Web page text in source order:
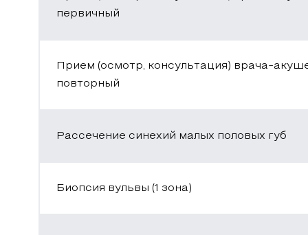
первичный
Прием (осмотр, консультация) врача-
повторный
Рассечение синехий малых половых губ
Биопсия вульвы (1 зона)